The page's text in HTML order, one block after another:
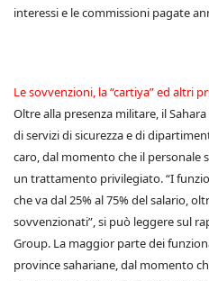
interessi e le commissioni pagate
Le sovvenzioni, la “cartiya” ed altri
Oltre alla presenza militare, il
di servizi di sicurezza e di
caro, dal momento che il personale
un trattamento privilegiato. “I
che va dal 25% al 75% del salario,
sovvenzionati”, si può leggere sul
Group. La maggior parte dei
province sahariane, dal momento